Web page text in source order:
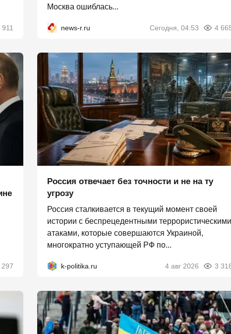
911
Москва ошиблась...
news-r.ru Сегодня, 04:53 4
297
Россия отвечает без точности и не на ту
угрозу
Россия сталкивается в текущий момент своей
истории с беспрецедентными террористическими
атаками, которые совершаются Украиной,
многократно уступающей РФ по...
k-politika.ru 4 авг 2026 3